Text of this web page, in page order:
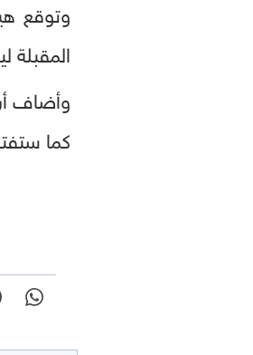
وتوقع
المقبلة ليصل
وأضاف
كما